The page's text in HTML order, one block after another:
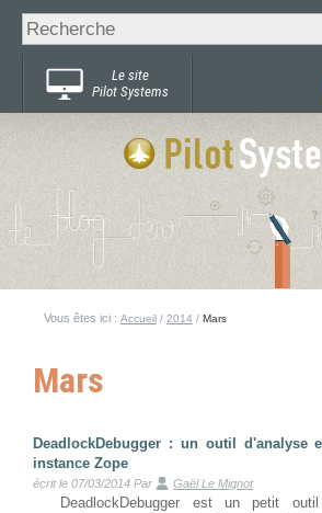
Chercher par
Recherche
avancée…
Le site
Pilot Systems
Vous êtes ici : Accueil / 2014 / Mars
Mars
DeadlockDebugger : un outil d'analyse
instance Zope
écrit le 07/03/2014 Par Gaël Le Mignot
DeadlockDebugger est un petit